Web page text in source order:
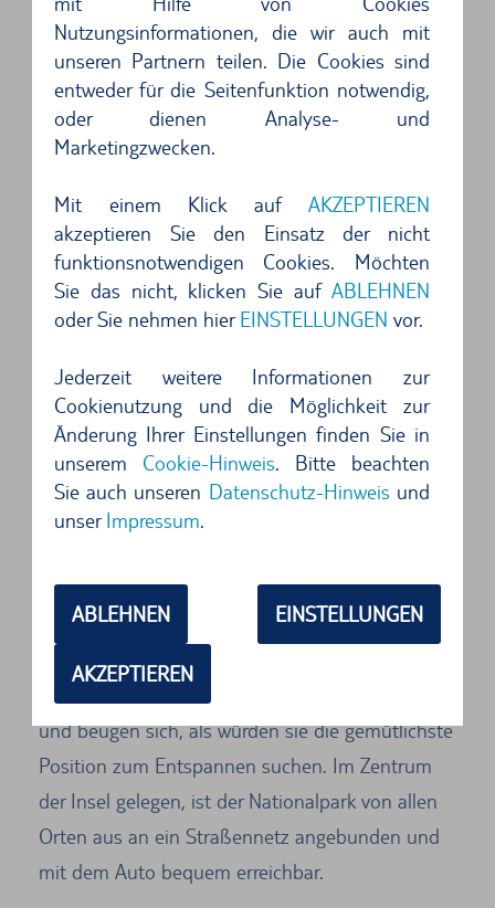
Nutzungsinformationen, die wir auch mit
unseren Partnern teilen. Die Cookies sind
entweder für die Seitenfunktion notwendig,
oder dienen Analyse- und
Marketingzwecken.
Mit einem Klick aufAKZEPTIEREN
akzeptieren Sie den Einsatz der nicht
funktionsnotwendigen Cookies. Möchten
Sie das nicht, klicken Sie aufABLEHNEN
oder Sie nehmen hierEINSTELLUNGEN vor.
Jederzeit weitere Informationen zur
Cookienutzung und die Möglichkeit zur
Änderung Ihrer Einstellungen finden Sie in
unserem Cookie-Hinweis. Bitte beachten
Sie auch unseren Datenschutz-Hinweis und
unserImpressum.
ABLEHNEN EINSTELLUNGEN
AKZEPTIEREN
wenn Sie La Gomera dank eines Mietwagens
flexibel und individuell erkunden. Familien und
Reisende, die es abenteuerlich mögen, sollten
unbedingt einen Ausflug zum Tal Valle Gran Rey
unternehmen und dort dem Wasserfall El Guro
einen Besuch abstatten. Unterwegs schnappen
Sie womöglich, El Silbo, die Pfeifsprache der
Ureinwohner auf. Nehmen Sie Ihren Leihwagen
direkt am Flughafen entgegen und Starten Sie
Bundesstraßen erreichen Sie via Inselmitte
sämtliche Ortschaften von La Gomera.
Mietwagen anstatt Schiff und dennoch
dem kolonialen Charme nachspüren
zweitkleinsten Kanareninsel gehört der
Nationalpark Garajonay, der seit 1986 ein
UNESCO-Weltnaturerbe ist. Die Bäume sind
eindeutig die Protagonisten des Waldes, biegen
und beugen sich, als würden sie die gemütlichste
Position zum Entspannen suchen. Im Zentrum
der Insel gelegen, ist der Nationalpark von allen
Orten aus an ein Straßennetz angebunden und
mit dem Auto bequem erreichbar.